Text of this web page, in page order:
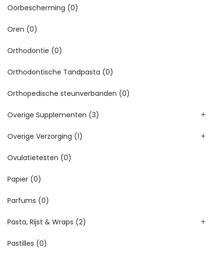
Oorbescherming (0)
Oren (0)
Orthodontie (0)
Orthodontische Tandpasta (0)
Orthopedische steunverbanden (0)
Overige Supplementen (3)
Overige Verzorging (1)
Ovulatietesten (0)
Papier (0)
Parfums (0)
Pasta, Rijst & Wraps (2)
Pastilles (0)